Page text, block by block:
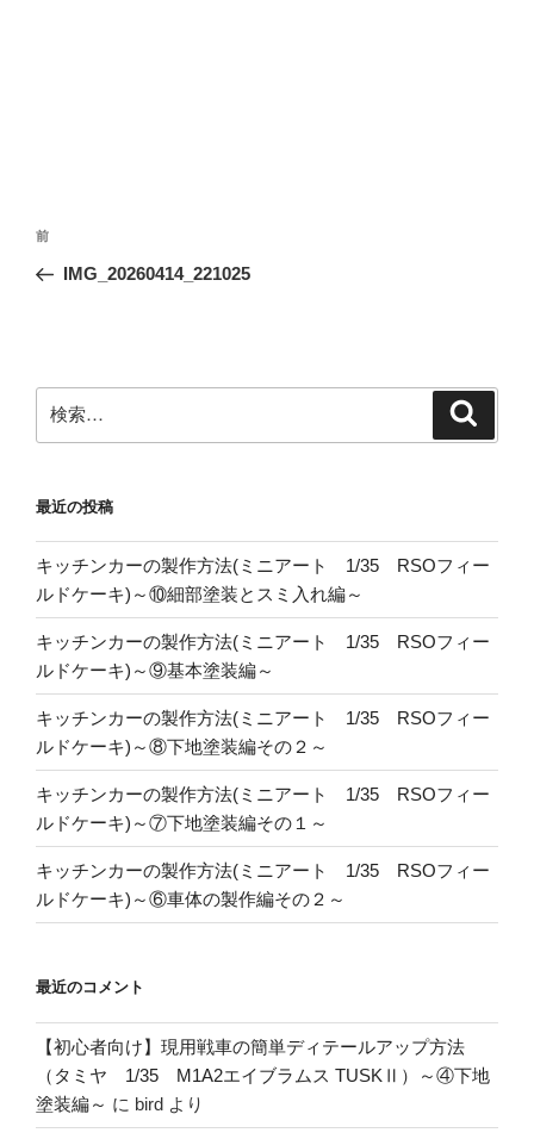
投
ナ
ー
シ
前
の
前
IMG_20260414_221025
索:
最近の投稿
キッチンカーの製作方法(ミニアート 1/35 RSOフィー
ルドケーキ)～⑩細部塗装とスミ入れ編～
キッチンカーの製作方法(ミニアート 1/35 RSOフィー
ルドケーキ)～⑨基本塗装編～
キッチンカーの製作方法(ミニアート 1/35 RSOフィー
ルドケーキ)～⑧下地塗装編その２～
キッチンカーの製作方法(ミニアート 1/35 RSOフィー
ルドケーキ)～⑦下地塗装編その１～
キッチンカーの製作方法(ミニアート 1/35 RSOフィー
ルドケーキ)～⑥車体の製作編その２～
最近のコメント
【初心者向け】現用戦車の簡単ディテールアップ方法
（タミヤ 1/35 M1A2エイブラムス TUSKⅡ）～④下地
塗装編～ に bird より